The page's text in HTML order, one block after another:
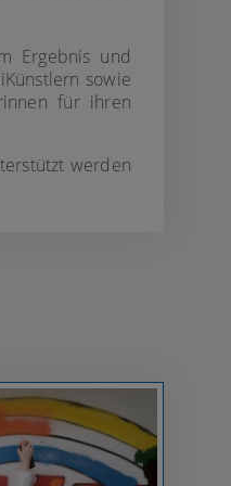
Ergebnis und
sowie
für ihren
werden